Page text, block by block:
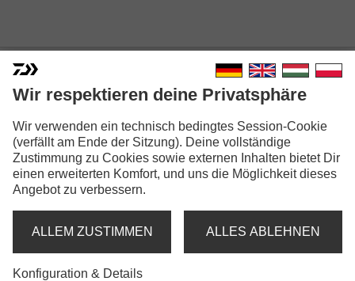
DAIWA EVA BUCKET
ANGLEREIMER | FALTBAR | L-SIZE
Wir respektieren deine Privatsphäre
Wir verwenden ein technisch bedingtes Session-Cookie
(verfällt am Ende der Sitzung). Deine vollständige
Zustimmung zu Cookies sowie externen Inhalten bietet Dir
einen erweiterten Komfort, und uns die Möglichkeit dieses
Angebot zu verbessern.
ALLEM ZUSTIMMEN ALLES ABLEHNEN
Konfiguration & Details